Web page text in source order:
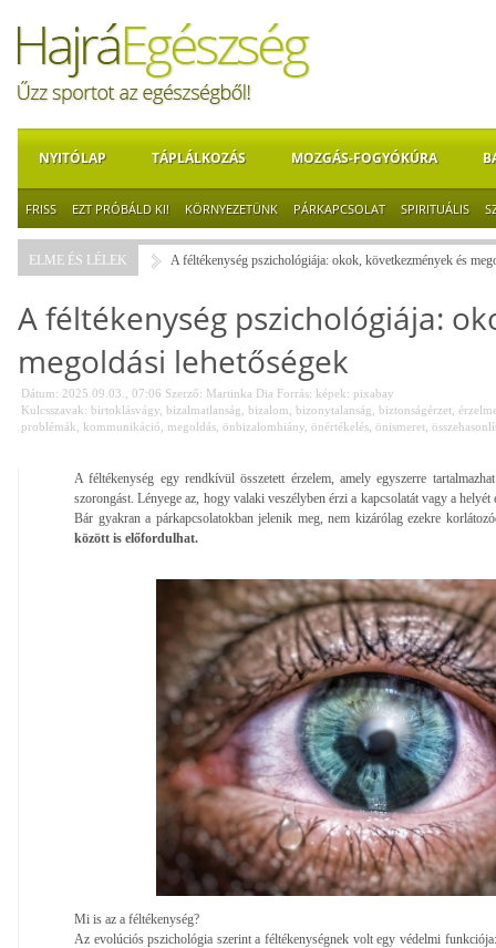
NYITÓLAP TÁPLÁLKOZÁS MOZGÁS-FOGYÓKÚRA
FRISS EZT PRÓBÁLD KI! KÖRNYEZETÜNK PÁRKAPCSOLAT SPIRITUÁLIS
ELME ÉS LÉLEK A féltékenység pszichológiája: okok, következmények és
A féltékenység pszichológiája:
megoldási lehetőségek
Dátum: 2025.09.03., 07:06 Szerző: Martinka Dia Forrás: képek: pixabay
Kulcsszavak: birtoklásvágy bizalmatlanság bizalom bizonytalanság biztonságérzet
problémák
kommunikáció megoldás önbizalomhiány önértékelés önismeret
A féltékenység egy rendkívül összetett érzelem, amely egyszerre
szorongást. Lényege az, hogy valaki veszélyben érzi a kapcsolatát vagy a helyét
Bár gyakran a párkapcsolatokban jelenik meg, nem kizárólag ezekre
között is előfordulhat.
Mi is az a féltékenység?
Az evolúciós pszichológia szerint a féltékenységnek volt egy védelmi